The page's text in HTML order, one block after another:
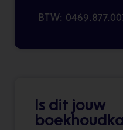
BTW:
Is dit jouw